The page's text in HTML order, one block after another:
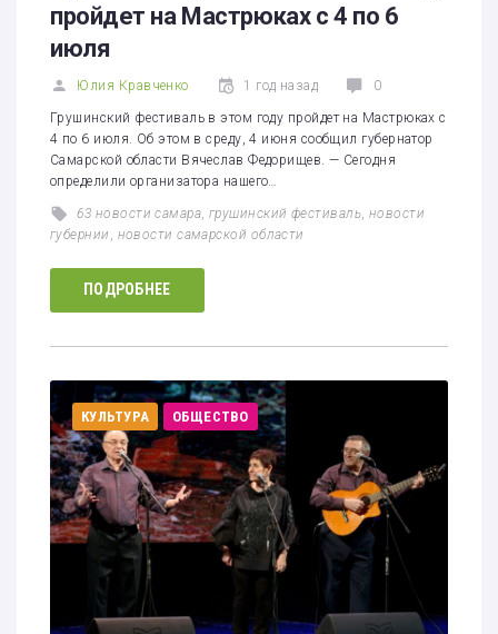
пройдет на Мастрюках с 4 по 6
июля
Юлия Кравченко 1 год назад 0
Грушинский фестиваль в этом году пройдет на Мастрюках с
4 по 6 июля. Об этом в среду, 4 июня сообщил губернатор
Самарской области Вячеслав Федорищев. — Сегодня
определили организатора нашего…
63 новости самара ,грушинский фестиваль новости
губернии
новости самарской области
ПОДРОБНЕЕ
КУЛЬТУРА ОБЩЕСТВО